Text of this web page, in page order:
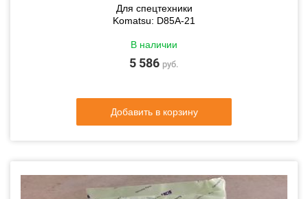
Для спецтехники
Komatsu: D85A-21
В наличии
5 586 руб.
Добавить в корзину